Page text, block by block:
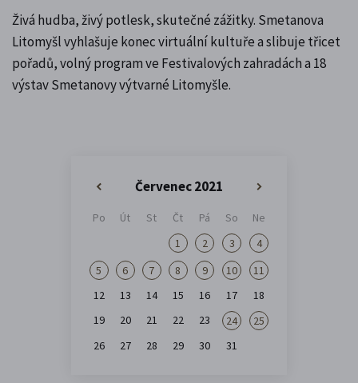
Živá hudba, živý potlesk, skutečné zážitky. Smetanova
Litomyšl vyhlašuje konec virtuální kultuře a slibuje třicet
pořadů, volný program ve Festivalových zahradách a 18
výstav Smetanovy výtvarné Litomyšle.
Červenec 2021
»
Po Út St Čt Pá So
Ne
1
2 3
4
5
6 7 8 9 10
11
12
13 14 15 16 17
18
19
20 21 22 23 24
25
26
27 28 29 30 31